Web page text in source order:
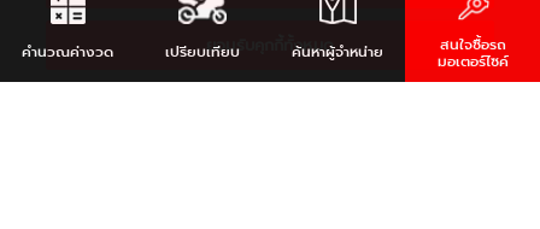
คำนวณค่างวด เปรียบเทียบ ค้นหาผู้จำหน่าย สนใจซื้อรถ
มอเตอร์ไซค์
ยอมรับคุกกี้ทั้งหมด